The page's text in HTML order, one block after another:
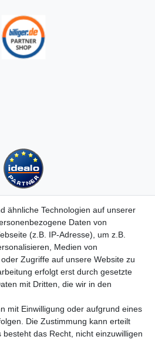
0
ähnliche Technologien auf unserer
Daten von
(z.B. IP-Adresse), um z.B.
Medien von
Zugriffe auf unsere Website zu
erfolgt erst durch gesetzte
mit Dritten, die wir in den
mit Einwilligung oder aufgrund eines
Die Zustimmung kann erteilt
das Recht, nicht einzuwilligen